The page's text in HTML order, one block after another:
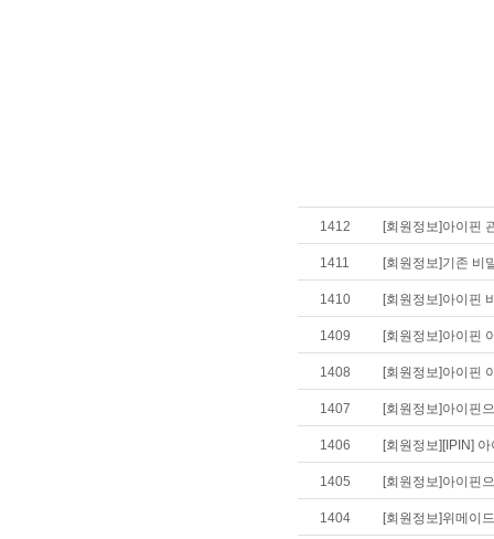
1412 [회원정보]아이핀
1411 [회원정보]기존 비
1410 [회원정보]아이핀
1409 [회원정보]아이핀
1408 [회원정보]아이핀
1407 [회원정보]아이핀
1406 [회원정보][IPIN]
1405 [회원정보]아이핀
1404 [회원정보]위메이